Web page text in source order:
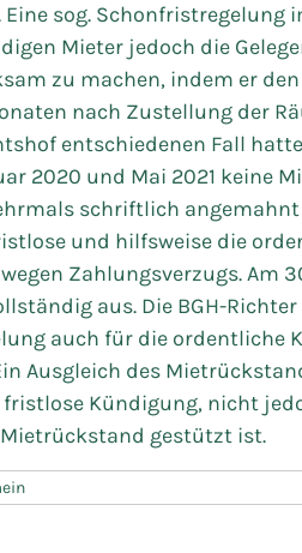
sog. Schonfristregelung
Mieter jedoch die
zu machen, indem er
nach Zustellung der
entschiedenen Fall
2020 und Mai 2021 keine
schriftlich
und hilfsweise die
Zahlungsverzugs. Am
aus. Die BGH-
auch für die ordentliche
Ausgleich des
Kündigung, nicht
gestützt ist.